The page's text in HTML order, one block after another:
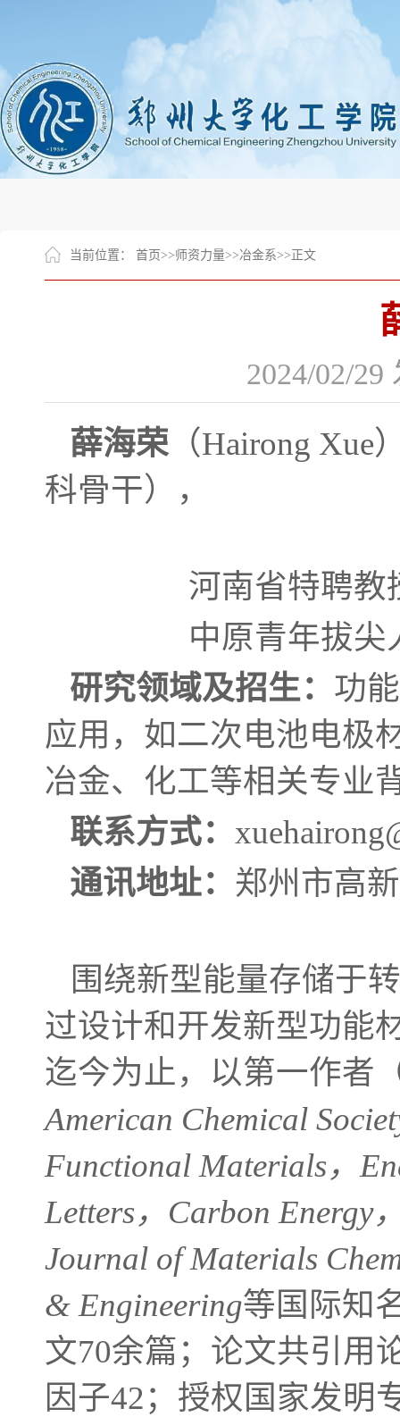
当前位置： 首页>>师资力量>>冶金系>> 正文
2024/02/29
薛海荣（Hairong Xue
科骨干），
河南省特聘教
中原青年拔尖
研究领域及招生： 功
应用，如二次电池电极
冶金、化工等相关专业
联系方式：
通讯地址： 郑州市高
围绕新型能量存储于
过设计和开发新型功能
迄今为止，以第一作者
American Chemical
Functional Materials，
Letters，Carbon Energy
Journal of Materials
& Engineering等国际知
文70余篇；论文共引用
因子42；授权国家发明